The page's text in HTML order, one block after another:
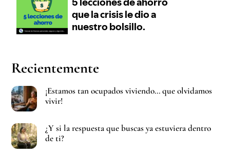
Recientemente
¡Estamos tan ocupados viviendo… que olvidamos
vivir!
¿Y si la respuesta que buscas ya estuviera dentro
de ti?